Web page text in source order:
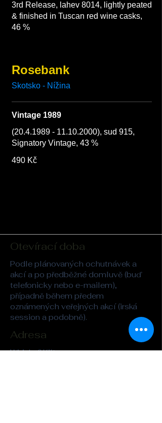
3rd Release, lahev 8014, lightly peated
& finished in Tuscan red wine casks,
46 %
Rosebank
Skotsko - Nížina
Vintage 1989
(20.4.1989 - 11.10.2000), sud 915,
Signatory Vintage, 43 %
490 Kč
Otevírací doba
Podle plánovaných ochutnávek a
akcí a po předběžné domluvě (buď
telefonicky nebo e-mailem),
případně během předem
oznámených veřejných akcí (irská
session a podobně).
Adresa
Whisky&Kilt